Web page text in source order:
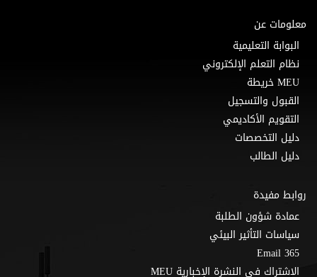
معلومات عن
البوابة التعليمية
نظام التعلم الإلكتروني
MEU خريطة
القبول والتسجيل
التقويم الأكاديمي
دليل التخصصات
دليل الطالب
روابط مفيدة
عمادة شؤون الطلبة
سياسات التأثير البيئي
Email 365
الاشتراك في النشرة الإخبارية MEU